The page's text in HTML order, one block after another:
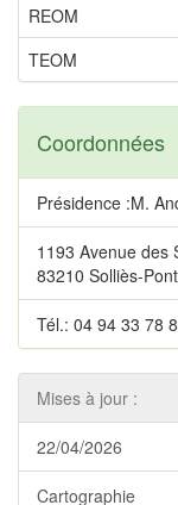
REOM
TEOM
Coordonnées
Présidence :M.
1193 Avenue des
83210 Solliès-Pont
Tél.: 04 94 33 78
Mises à jour :
22/04/2026
Cartographie